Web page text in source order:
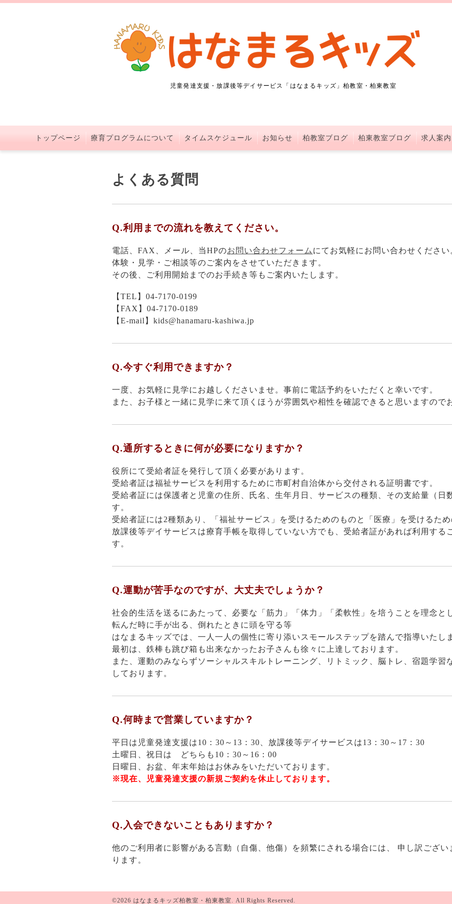
児童発達支援・放課後等デイサービス「はなまるキッズ」柏教室・柏東教室
トップページ 療育プログラムについて タイムスケジュール お知らせ 柏教室ブログ 柏東教室ブログ 求人案内
よくある質問
Q.利用までの流れを教えてください。
電話、FAX、メール、当HPのお問い合わせフォーム にてお気軽にお問い合わせください
体験・見学・ご相談等のご案内をさせていただきます。
その後、ご利用開始までのお手続き等もご案内いたします。
【TEL】04-7170-0199
【FAX】04-7170-0189
【E-mail】kids@hanamaru-kashiwa.jp
Q.今すぐ利用できますか？
一度、お気軽に見学にお越しくださいませ。事前に電話予約をいただくと幸いです。
また、お子様と一緒に見学に来て頂くほうが雰囲気や相性を確認できると思いますので
Q.通所するときに何が必要になりますか？
役所にて受給者証を発行して頂く必要があります。
受給者証は福祉サービスを利用するために市町村自治体から交付される証明書です。
受給者証には保護者と児童の住所、氏名、生年月日、サービスの種類、その支給量（日
す。
受給者証には2種類あり、「福祉サービス」を受けるためのものと「医療」を受けるため
放課後等デイサービスは療育手帳を取得していない方でも、受給者証があれば利用する
す。
Q.運動が苦手なのですが、大丈夫でしょうか？
社会的生活を送るにあたって、必要な「筋力」「体力」「柔軟性」を培うことを理念と
転んだ時に手が出る、倒れたときに頭を守る等
はなまるキッズでは、一人一人の個性に寄り添いスモールステップを踏んで指導いたし
最初は、鉄棒も跳び箱も出来なかったお子さんも徐々に上達しております。
また、運動のみならずソーシャルスキルトレーニング、リトミック、脳トレ、宿題学習
しております。
Q.何時まで営業していますか？
平日は児童発達支援は10：30～13：30、放課後等デイサービスは13：30～17：30
土曜日、祝日は どちらも10：30～16：00
日曜日、お盆、年末年始はお休みをいただいております。
※現在、児童発達支援の新規ご契約を休止しております。
Q.入会できないこともありますか？
他のご利用者に影響がある言動（自傷、他傷）を頻繁にされる場合には、 申し訳ござ
ります。
©2026 はなまるキッズ柏教室・柏東教室. All Rights Reserved.